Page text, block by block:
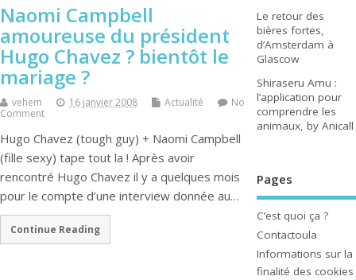
Naomi Campbell
amoureuse du président
Hugo Chavez ? bientôt le
mariage ?
vehem 16 janvier 2008 Actualité
No
Comment
Hugo Chavez (tough guy) + Naomi Campbell
(fille sexy) tape tout la ! Après avoir
rencontré Hugo Chavez il y a quelques mois
pour le compte d’une interview donnée au…
Continue Reading
Le retour des
bières fortes,
d’Amsterdam à
Glascow
Shiraseru Amu :
l’application pour
comprendre les
animaux, by Anicall
Pages
C’est quoi ça ?
Contactoula
Informations sur la
finalité des cookies